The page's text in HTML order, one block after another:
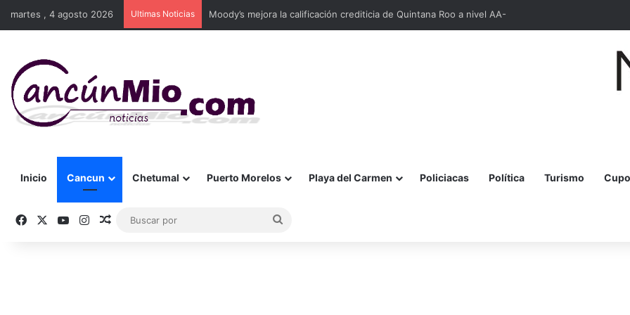
martes , 4 agosto 2026 Ultimas Noticias Moody’s mejora la calificación crediticia de Quintana Roo a nivel AA-
Inicio Cancun Chetumal Puerto Morelos Playa del Carmen Policiacas Política Turismo
Facebook YouTubeInstagramPublicación al azar